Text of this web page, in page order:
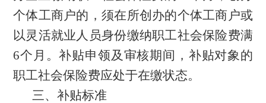
个体工商户的，须在所创办的个体工商户或
以灵活就业人员身份缴纳职工社会保险费满
6个月。补贴申领及审核期间，补贴对象的
职工社会保险费应处于在缴状态。
三、补贴标准